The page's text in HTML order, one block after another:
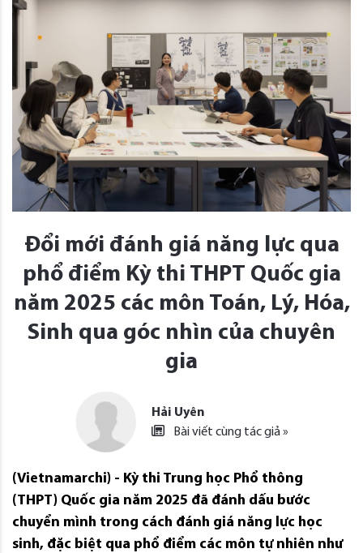
Đổi mới đánh giá năng lực qua
phổ điểm Kỳ thi THPT Quốc gia
năm 2025 các môn Toán, Lý, Hóa,
Sinh qua góc nhìn của chuyên
gia
Hải Uyên
Bài viết cùng tác giả »
(Vietnamarchi) - Kỳ thi Trung học Phổ thông
(THPT) Quốc gia năm 2025 đã đánh dấu bước
chuyển mình trong cách đánh giá năng lực học
sinh, đặc biệt qua phổ điểm các môn tự nhiên như